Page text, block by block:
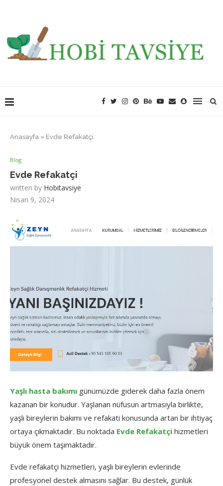
Anasayfa » Evde Refakatçi
Blog
Evde Refakatçi
written by Hobitavsiye
Nisan 9, 2024
Yaşlı hasta bakımı günümüzde giderek daha fazla önem
kazanan bir konudur. Yaşlanan nüfusun artmasıyla birlikte,
yaşlı bireylerin bakımı ve refakati konusunda artan bir ihtiyaç
ortaya çıkmaktadır. Bu noktada Evde Refakatçi hizmetleri
büyük önem taşımaktadır.
Evde refakatçi hizmetleri, yaşlı bireylerin evlerinde
profesyonel destek almasını sağlar. Bu destek, günlük